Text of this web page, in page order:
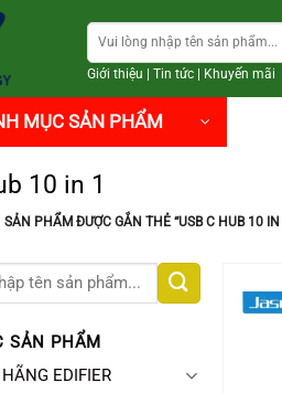
Tìm
kiếm:
Giới thiệu Tin tức| Khuyến mãi
MỤC SẢN PHẨM
10 in 1
SẢN PHẨM ĐƯỢC GẮN THẺ “USB C HUB 10 IN
SẢN PHẨM
EDIFIER